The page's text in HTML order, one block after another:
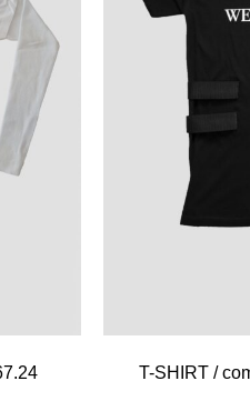
T-SHIRT /